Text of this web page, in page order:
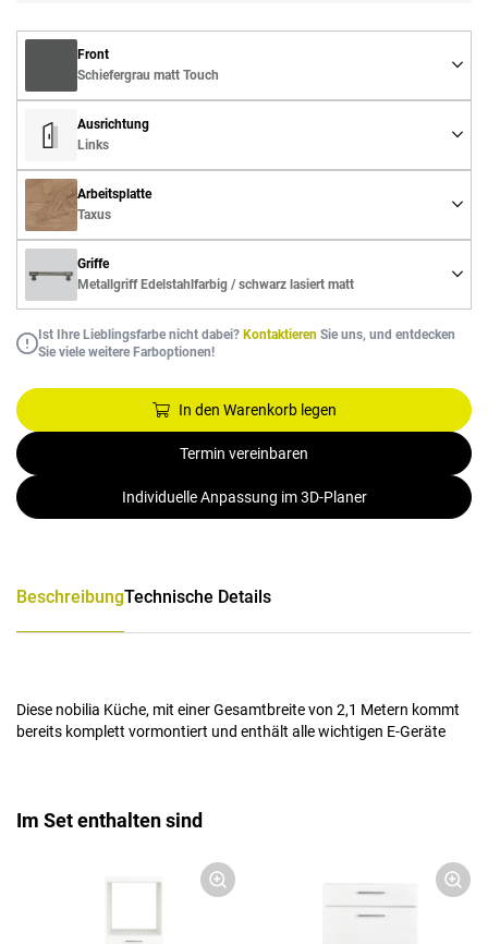
Front
Schiefergrau matt Touch
Ausrichtung
Links
Arbeitsplatte
Taxus
Griffe
Metallgriff Edelstahlfarbig / schwarz lasiert matt
Ist Ihre Lieblingsfarbe nicht dabei? Kontaktieren Sie uns, und entdecken
Sie viele weitere Farboptionen!
In den Warenkorb legen
Termin vereinbaren
Individuelle Anpassung im 3D-Planer
BeschreibungTechnische Details
Diese nobilia Küche, mit einer Gesamtbreite von 2,1 Metern kommt
bereits komplett vormontiert und enthält alle wichtigen E-Geräte
Im Set enthalten sind